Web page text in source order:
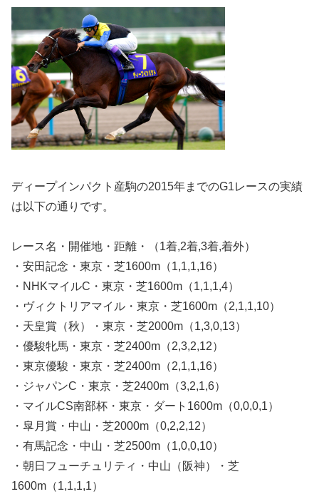
ディープインパクト産駒の2015年までのG1レースの実績
は以下の通りです。
レース名・開催地・距離・（1着,2着,3着,着外）
・安田記念・東京・芝1600m（1,1,1,16）
・NHKマイルC・東京・芝1600m（1,1,1,4）
・ヴィクトリアマイル・東京・芝1600m（2,1,1,10）
・天皇賞（秋）・東京・芝2000m（1,3,0,13）
・優駿牝馬・東京・芝2400m（2,3,2,12）
・東京優駿・東京・芝2400m（2,1,1,16）
・ジャパンC・東京・芝2400m（3,2,1,6）
・マイルCS南部杯・東京・ダート1600m（0,0,0,1）
・皐月賞・中山・芝2000m（0,2,2,12）
・有馬記念・中山・芝2500m（1,0,0,10）
・朝日フューチュリティ・中山（阪神）・芝
1600m（1,1,1,1）